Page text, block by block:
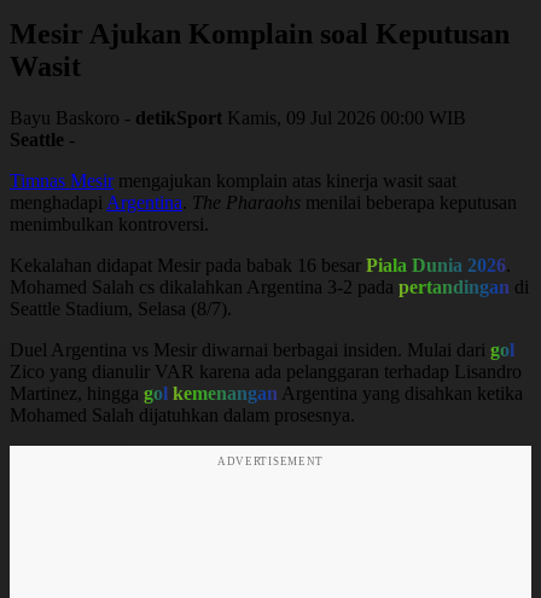
Mesir Ajukan Komplain soal Keputusan
Wasit
Bayu Baskoro - detikSport Kamis, 09 Jul 2026 00:00 WIB
Seattle -
Timnas Mesirmengajukan komplain atas kinerja wasit saat
menghadapi Argentina. The Pharaohs menilai beberapa keputusan
menimbulkan kontroversi.
Kekalahan didapat Mesir pada babak 16 besar Piala Dunia 2026.
Mohamed Salah cs dikalahkan Argentina 3-2 pada pertandingan di
Seattle Stadium, Selasa (8/7).
Duel Argentina vs Mesir diwarnai berbagai insiden. Mulai dari gol
Zico yang dianulir VAR karena ada pelanggaran terhadap Lisandro
Martinez, hingga gol kemenangan Argentina yang disahkan ketika
Mohamed Salah dijatuhkan dalam prosesnya.
ADVERTISEMENT